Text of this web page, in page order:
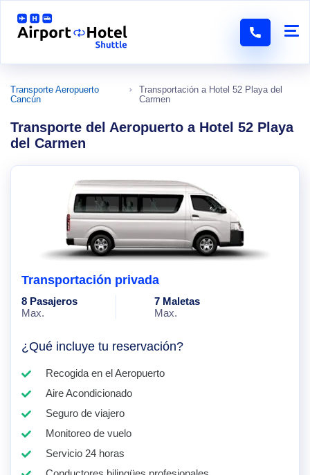
Transporte Aeropuerto
Cancún
Transportación a Hotel 52 Playa del
Carmen
Transporte del Aeropuerto a Hotel 52 Playa
del Carmen
Transportación privada
8 Pasajeros
Max.
7 Maletas
Max.
¿Qué incluye tu reservación?
Recogida en el Aeropuerto
Aire Acondicionado
Seguro de viajero
Monitoreo de vuelo
Servicio 24 horas